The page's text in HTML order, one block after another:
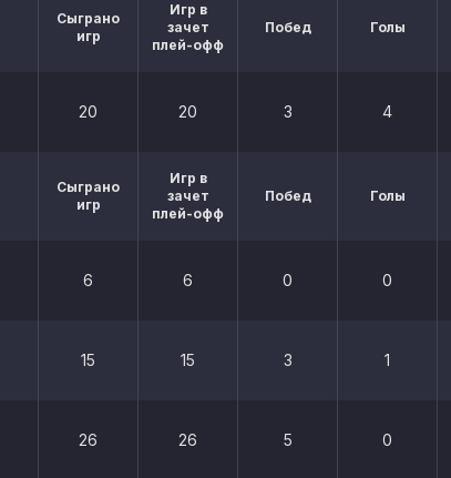
Сыграно
игр
Игр в
зачет
плей-офф
Побед Голы
20 20 3 4
Сыграно
игр
Игр в
зачет
плей-офф
Побед Голы
6 6 0 0
15 15 3 1
26 26 5 0